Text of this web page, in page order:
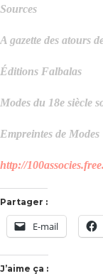
Sources
A gazette des atours
Éditions Falbalas
Modes du 18e siècle
Empreintes de Modes
http://
Partager :
E-mail
J’aime ça :